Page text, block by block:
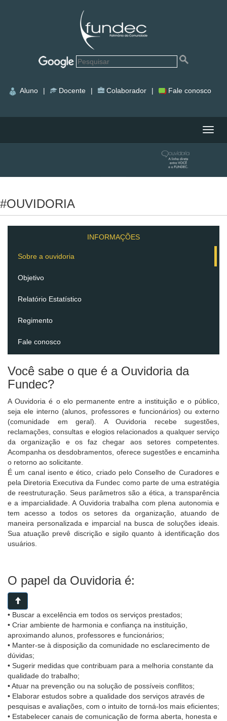
Aluno | Docente | Colaborador | Fale conosco
#OUVIDORIA
INFORMAÇÕES
Sobre a ouvidoria
Objetivo
Relatório Estatístico
Regimento
Fale conosco
Você sabe o que é a Ouvidoria da
Fundec?
A Ouvidoria é o elo permanente entre a instituição e o público,
seja ele interno (alunos, professores e funcionários) ou externo
(comunidade em geral). A Ouvidoria recebe sugestões,
reclamações, consultas e elogios relacionados a qualquer serviço
da organização e os faz chegar aos setores competentes.
Acompanha os desdobramentos, oferece sugestões e encaminha
o retorno ao solicitante.
É um canal isento e ético, criado pelo Conselho de Curadores e
pela Diretoria Executiva da Fundec como parte de uma estratégia
de reestruturação. Seus parâmetros são a ética, a transparência
e a imparcialidade. A Ouvidoria trabalha com plena autonomia e
tem acesso a todos os setores da organização, atuando de
maneira personalizada e imparcial na busca de soluções ideais.
Sua atuação prevê discrição e sigilo quanto à identificação dos
usuários.
O papel da Ouvidoria é:
• Buscar a excelência em todos os serviços prestados;
• Criar ambiente de harmonia e confiança na instituição,
aproximando alunos, professores e funcionários;
• Manter-se à disposição da comunidade no esclarecimento de
dúvidas;
• Sugerir medidas que contribuam para a melhoria constante da
qualidade do trabalho;
• Atuar na prevenção ou na solução de possíveis conflitos;
• Elaborar estudos sobre a qualidade dos serviços através de
pesquisas e avaliações, com o intuito de torná-los mais eficientes;
• Estabelecer canais de comunicação de forma aberta, honesta e